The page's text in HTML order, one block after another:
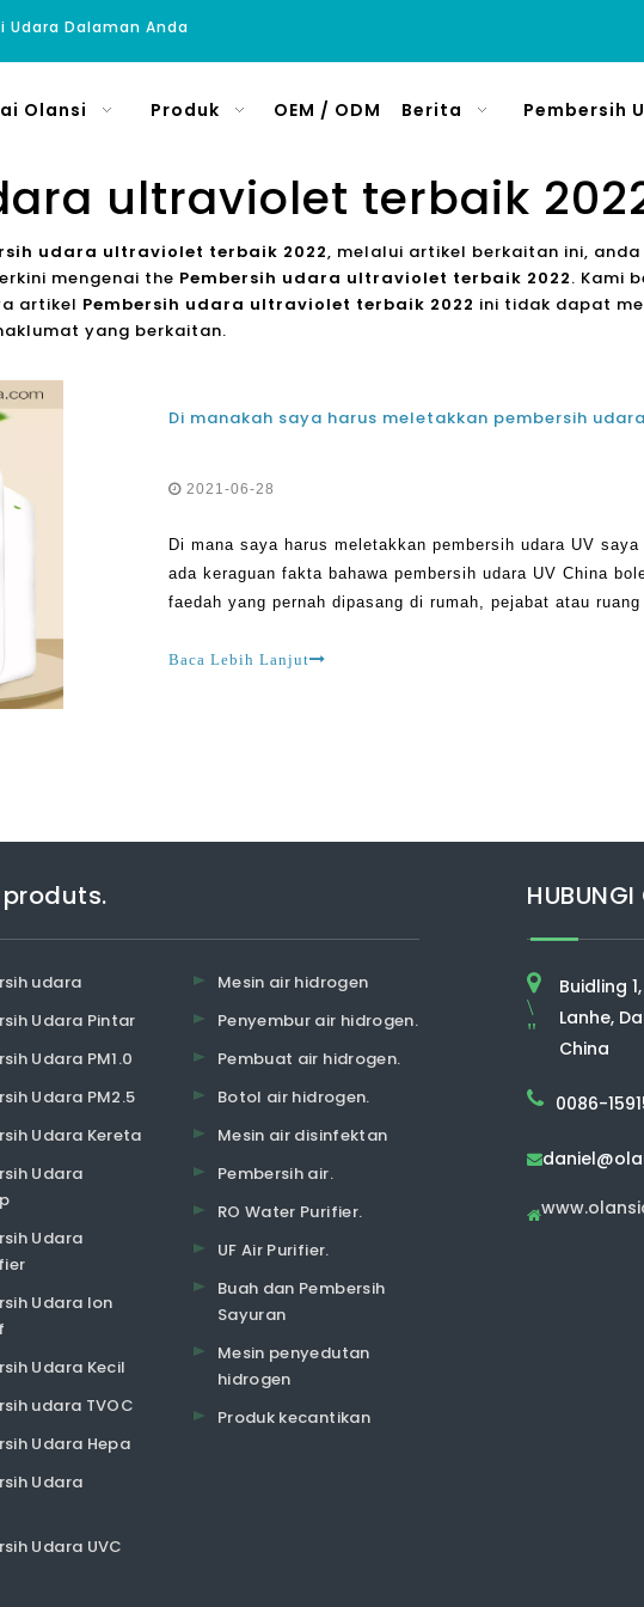
Dalaman Anda
Olansi Produk OEM / ODM Berita Pembersih
ultraviolet terbaik
udara ultraviolet terbaik 2022, melalui artikel berkaitan ini,
mengenai the Pembersih udara ultraviolet terbaik 2022. Kami
artikel Pembersih udara ultraviolet terbaik 2022 ini tidak dapat
yang berkaitan.
2021-06-28
Di mana saya harus meletakkan pembersih udara UV
ada keraguan fakta bahawa pembersih udara UV China
faedah yang pernah dipasang di rumah, pejabat atau
membantu anda untuk hidup sihat, memastikan anda
Baca Lebih Lanjut
udara
Udara Pintar
Udara PM1.0
Udara PM2.5
Udara Kereta
Udara
Udara
Udara Ion
Udara Kecil
udara TVOC
Udara Hepa
Udara
Udara UVC
Mesin air hidrogen
Penyembur air hidrogen.
Pembuat air hidrogen.
Botol air hidrogen.
Mesin air disinfektan
Pembersih air.
RO Water Purifier.
UF Air Purifier.
Buah dan Pembersih
Sayuran
Mesin penyedutan
hidrogen
Produk kecantikan
HUBUNGI
\
"
Buidling
Lanhe,
China
0086-

